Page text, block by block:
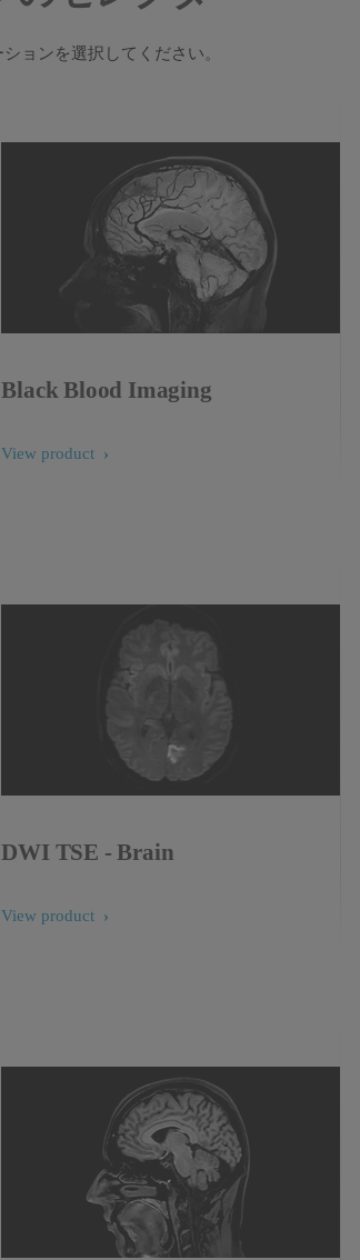
ョンを選択してください。
Black Blood Imaging
View product
DWI TSE - Brain
View product